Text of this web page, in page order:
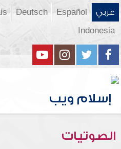
عربي Español
Deutsch
Indonesia
الصوتيات